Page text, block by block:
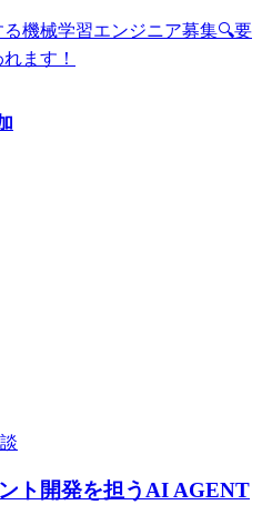
機械学習エンジニア募集🔍要
ます！
ト開発を担うAI AGENT